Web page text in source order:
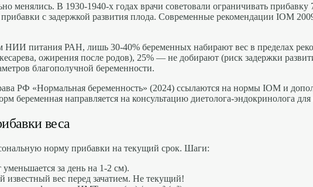
менялись. В 1930-1940-х годах врачи советовали ограничивать
прибавки с задержкой развития плода. Современные рекомендации
НИИ питания РАН, лишь 30-40% беременных набирают вес в пределах
ожирения после родов), 25% — не добирают (риск задержки
благополучной беременности.
РФ «Нормальная беременность» (2024) ссылаются на нормы IOM и
беременная направляется на консультацию диетолога-эндокринолога
веса
норму прибавки на текущий срок. Шаги:
за день на 1-2 см).
известный вес перед зачатием. Не текущий!